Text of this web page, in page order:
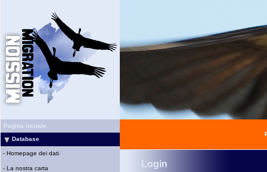
Pagina iniziale
Database
- Homepage dei dati
- La nostra carta Login